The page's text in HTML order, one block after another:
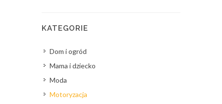
KATEGORIE
Dom i ogród
Mama i dziecko
Moda
Motoryzacja